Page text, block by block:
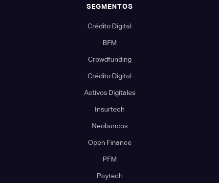
SEGMENTOS
Crédito Digital
BFM
Crowdfunding
Crédito Digital
Activos Digitales
Insurtech
Neobancos
Open Finance
PFM
Paytech